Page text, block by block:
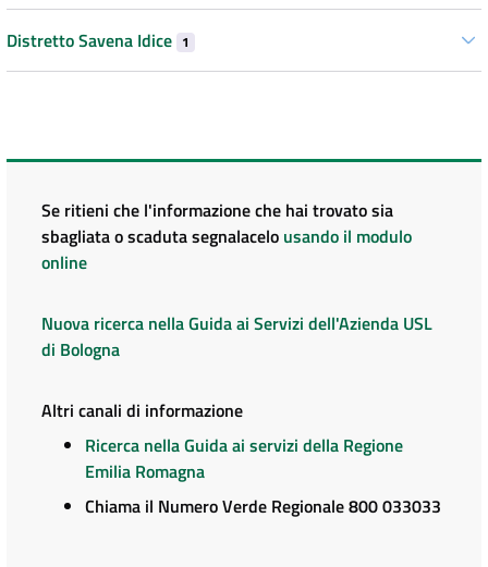
Distretto Savena Idice 1
Se ritieni che l'informazione che hai trovato sia
sbagliata o scaduta segnalacelo usando il modulo
online
Nuova ricerca nella Guida ai Servizi dell'Azienda USL
di Bologna
Altri canali di informazione
Ricerca nella Guida ai servizi della Regione
Emilia Romagna
Chiama il Numero Verde Regionale 800 033033